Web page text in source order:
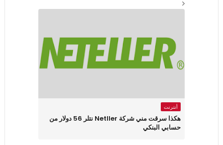
أنترنت
هكذا سرقت مني شركة Netller نتلر 56 دولار من
حسابي البنكي